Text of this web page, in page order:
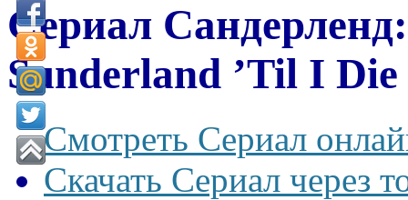
Сериал
Sunderland ’Til I
Смотреть Сериал
Скачать Сериал через